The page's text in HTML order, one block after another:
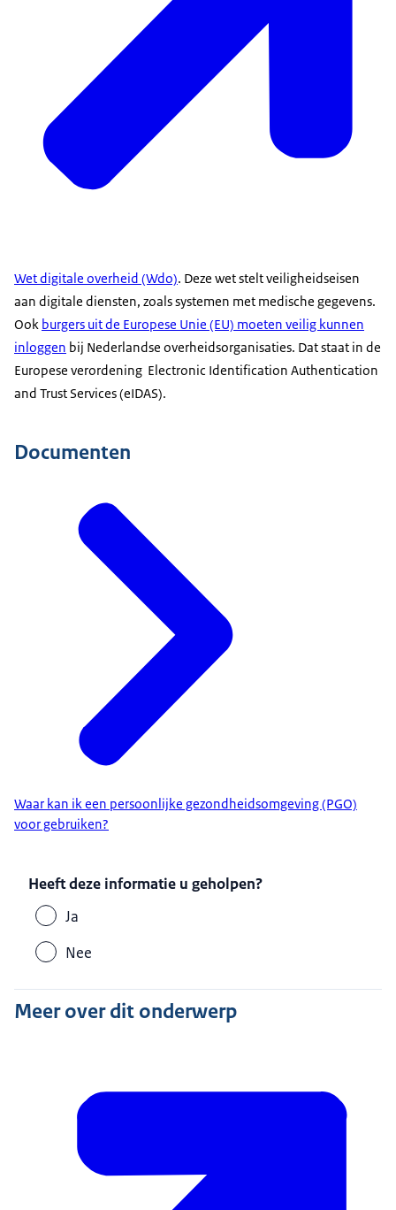
Wet digitale overheid (Wdo). Deze wet stelt veiligheidseisen
aan digitale diensten, zoals systemen met medische gegevens.
Ook burgers uit de Europese Unie (EU) moeten veilig kunnen
inloggen bij Nederlandse overheidsorganisaties. Dat staat in de
Europese verordening Electronic Identification Authentication
and Trust Services (eIDAS).
Documenten
Waar kan ik een persoonlijke gezondheidsomgeving (PGO)
voor gebruiken?
Heeft deze informatie u geholpen?
Ja
Nee
Meer over dit onderwerp